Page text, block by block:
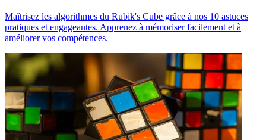
Maîtrisez les algorithmes du Rubik's Cube grâce à nos 10 astuces
pratiques et engageantes. Apprenez à mémoriser facilement et à
améliorer vos compétences.